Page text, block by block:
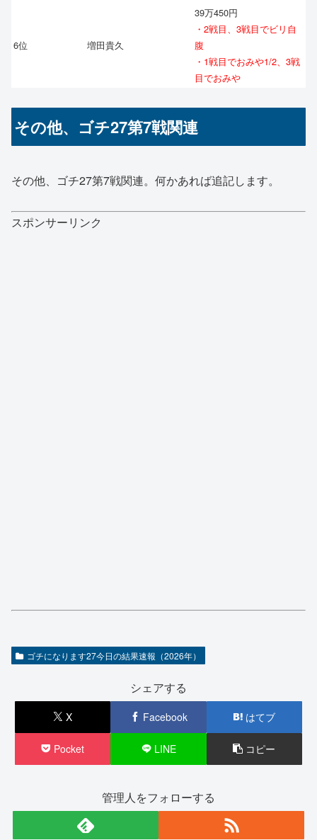
6位 増田貴久
39万450円
・2戦目、3戦目でビリ自
腹
・1戦目でおみや1/2、3戦
目でおみや
その他、ゴチ27第7戦関連
その他、ゴチ27第7戦関連。何かあれば追記します。
スポンサーリンク
ゴチになります27今日の結果速報（2026年）
シェアする
X Facebook はてブ
Pocket LINE コピー
管理人をフォローする